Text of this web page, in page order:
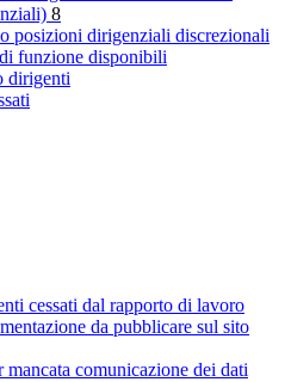
8
posizioni dirigenziali discrezionali
funzione disponibili
dirigenti
cessati dal rapporto di lavoro
da pubblicare sul sito
mancata comunicazione dei dati